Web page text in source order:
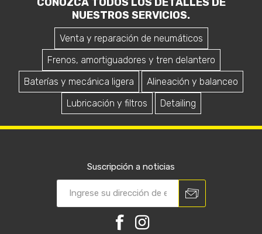
NUESTROS SERVICIOS.
Venta y reparación de neumáticos
Frenos, amortiguadores y tren delantero
Baterías y mecánica ligera
Alineación y balanceo
Lubricación y filtros
Detailing
Suscripción a noticias